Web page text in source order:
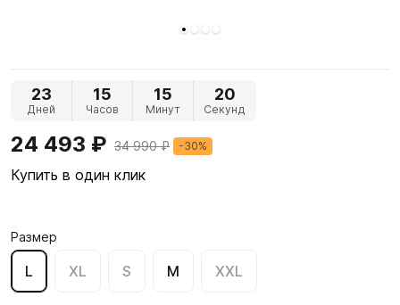
23
Дней
15
Часов
15
Минут
20
Секунд
24 493 ₽ 34 990 ₽ -30%
Купить в один клик
Размер
L XL S M XXL